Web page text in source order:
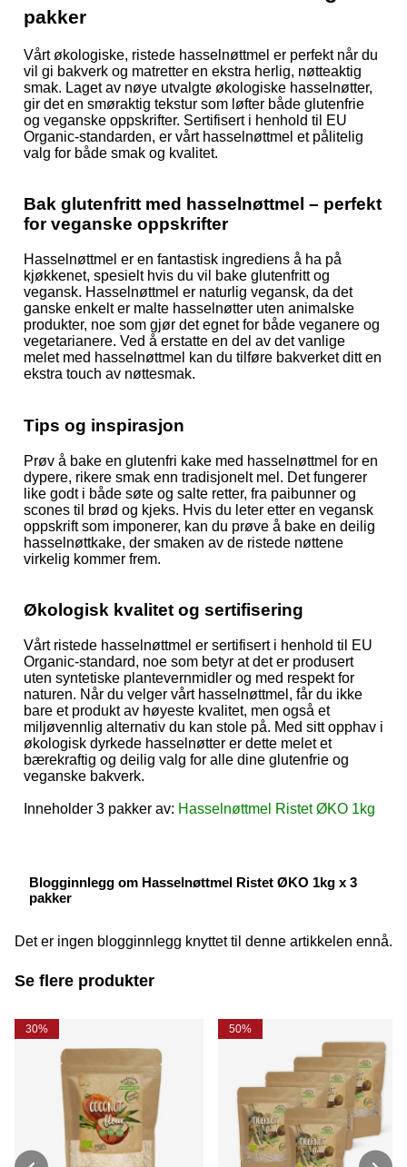
pakker
Vårt økologiske, ristede hasselnøttmel er perfekt når du
vil gi bakverk og matretter en ekstra herlig, nøtteaktig
smak. Laget av nøye utvalgte økologiske hasselnøtter,
gir det en smøraktig tekstur som løfter både glutenfrie
og veganske oppskrifter. Sertifisert i henhold til EU
Organic-standarden, er vårt hasselnøttmel et pålitelig
valg for både smak og kvalitet.
Bak glutenfritt med hasselnøttmel – perfekt
for veganske oppskrifter
Hasselnøttmel er en fantastisk ingrediens å ha på
kjøkkenet, spesielt hvis du vil bake glutenfritt og
vegansk. Hasselnøttmel er naturlig vegansk, da det
ganske enkelt er malte hasselnøtter uten animalske
produkter, noe som gjør det egnet for både veganere og
vegetarianere. Ved å erstatte en del av det vanlige
melet med hasselnøttmel kan du tilføre bakverket ditt en
ekstra touch av nøttesmak.
Tips og inspirasjon
Prøv å bake en glutenfri kake med hasselnøttmel for en
dypere, rikere smak enn tradisjonelt mel. Det fungerer
like godt i både søte og salte retter, fra paibunner og
scones til brød og kjeks. Hvis du leter etter en vegansk
oppskrift som imponerer, kan du prøve å bake en deilig
hasselnøttkake, der smaken av de ristede nøttene
virkelig kommer frem.
Økologisk kvalitet og sertifisering
Vårt ristede hasselnøttmel er sertifisert i henhold til EU
Organic-standard, noe som betyr at det er produsert
uten syntetiske plantevernmidler og med respekt for
naturen. Når du velger vårt hasselnøttmel, får du ikke
bare et produkt av høyeste kvalitet, men også et
miljøvennlig alternativ du kan stole på. Med sitt opphav i
økologisk dyrkede hasselnøtter er dette melet et
bærekraftig og deilig valg for alle dine glutenfrie og
veganske bakverk.
Inneholder 3 pakker av: Hasselnøttmel Ristet ØKO 1kg
Blogginnlegg om Hasselnøttmel Ristet ØKO 1kg x 3
pakker
Det er ingen blogginnlegg knyttet til denne artikkelen ennå.
Se flere produkter
30% 50%